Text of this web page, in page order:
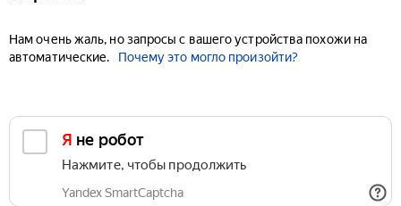
Нам очень жаль, но запросы с вашего устройства похожи на
автоматические.
Почему это могло произойти?
Я не робот
Нажмите, чтобы продолжить
Yandex SmartCaptcha